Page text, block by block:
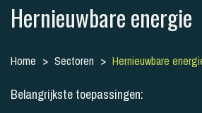
Hernieuwbare energie
Home Sectoren Hernieuwbare
Belangrijkste toepassingen: